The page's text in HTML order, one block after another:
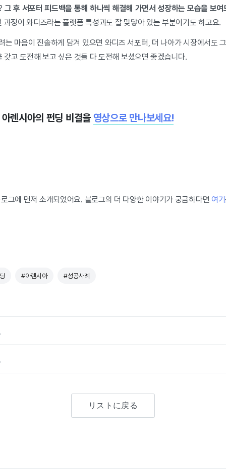
그 후 서포터 피드백을 통해 하나씩 해결해 가면서 성장하는 모습을 보
과정이 와디즈라는 플랫폼 특성과도 잘 맞닿아 있는 부분이기도 하고요.
는 마음이 진솔하게 담겨 있으면 와디즈 서포터, 더 나아가 시장에서도
갖고 도전해 보고 싶은 것들 다 도전해 보셨으면 좋겠습니다.
렌시아의 펀딩 비결을 영상으로 만나보세요!
그에 먼저 소개되었어요. 블로그의 더 다양한 이야기가 궁금하다면 여기
#아렌시아 #성공사례
リストに戻る